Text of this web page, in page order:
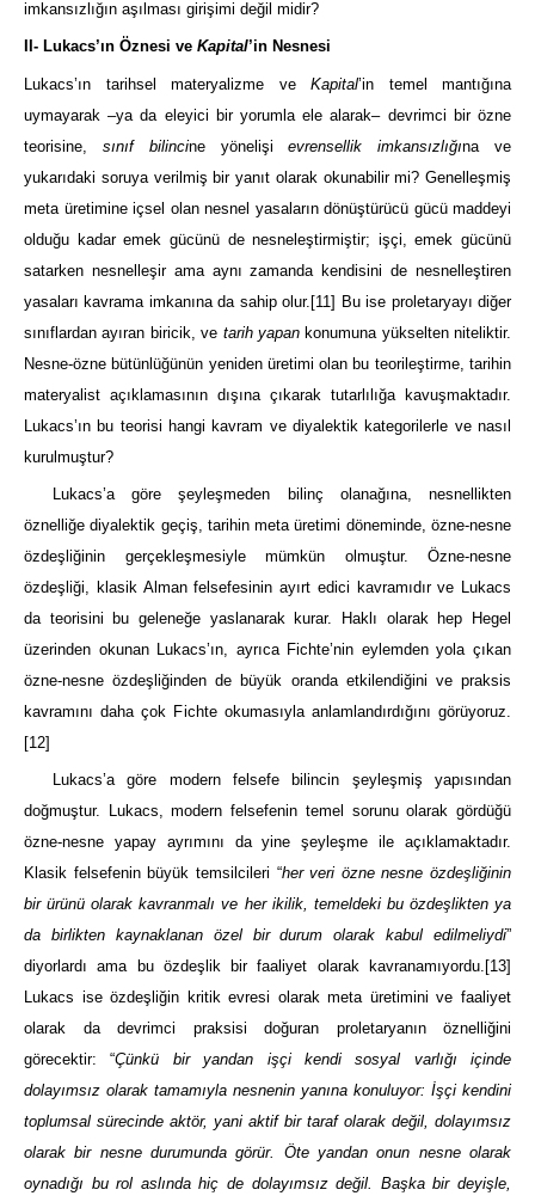
imkansızlığın aşılması girişimi değil midir?
II- Lukacs’ın Öznesi ve Kapital’in Nesnesi
Lukacs’ın tarihsel materyalizme ve Kapital’in temel mantığına
uymayarak –ya da eleyici bir yorumla ele alarak– devrimci bir özne
teorisine, sınıf bilincine yönelişievrensellik imkansızlığına ve
yukarıdaki soruya verilmiş bir yanıt olarak okunabilir mi? Genelleşmiş
meta üretimine içsel olan nesnel yasaların dönüştürücü gücü maddeyi
olduğu kadar emek gücünü de nesneleştirmiştir; işçi, emek gücünü
satarken nesnelleşir ama aynı zamanda kendisini de nesnelleştiren
yasaları kavrama imkanına da sahip olur. [11] Bu ise proletaryayı diğer
sınıflardan ayıran biricik, ve tarih yapankonumuna yükselten niteliktir.
Nesne-özne bütünlüğünün yeniden üretimi olan bu teorileştirme, tarihin
materyalist açıklamasının dışına çıkarak tutarlılığa kavuşmaktadır.
Lukacs’ın bu teorisi hangi kavram ve diyalektik kategorilerle ve nasıl
kurulmuştur?
Lukacs’a göre şeyleşmeden bilinç olanağına, nesnellikten
öznelliğe diyalektik geçiş, tarihin meta üretimi döneminde, özne-nesne
özdeşliğinin gerçekleşmesiyle mümkün olmuştur. Özne-nesne
özdeşliği, klasik Alman felsefesinin ayırt edici kavramıdır ve Lukacs
da teorisini bu geleneğe yaslanarak kurar. Haklı olarak hep Hegel
üzerinden okunan Lukacs’ın, ayrıca Fichte’nin eylemden yola çıkan
özne-nesne özdeşliğinden de büyük oranda etkilendiğini ve praksis
kavramını daha çok Fichte okumasıyla anlamlandırdığını görüyoruz.
[12]
Lukacs’a göre modern felsefe bilincin şeyleşmiş yapısından
doğmuştur. Lukacs, modern felsefenin temel sorunu olarak gördüğü
özne-nesne yapay ayrımını da yine şeyleşme ile açıklamaktadır.
Klasik felsefenin büyük temsilcileri “her veri özne nesne özdeşliğinin
bir ürünü olarak kavranmalı ve her ikilik, temeldeki bu özdeşlikten ya
da birlikten kaynaklanan özel bir durum olarak kabul edilmeliydi”
diyorlardı ama bu özdeşlik bir faaliyet olarak kavranamıyordu. [13]
Lukacs ise özdeşliğin kritik evresi olarak meta üretimini ve faaliyet
olarak da devrimci praksisi doğuran proletaryanın öznelliğini
görecektir: “Çünkü bir yandan işçi kendi sosyal varlığı içinde
dolayımsız olarak tamamıyla nesnenin yanına konuluyor: İşçi kendini
toplumsal sürecinde aktör, yani aktif bir taraf olarak değil, dolayımsız
olarak bir nesne durumunda görür. Öte yandan onun nesne olarak
oynadığı bu rol aslında hiç de dolayımsız değil. Başka bir deyişle,